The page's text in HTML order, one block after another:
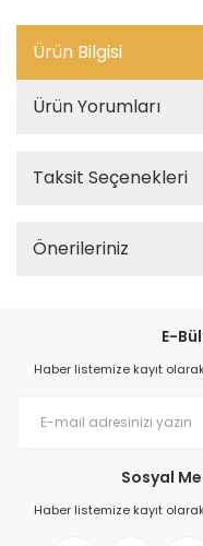
Ürün Bilgisi
Ürün Yorumları
Taksit Seçenekleri
Önerileriniz
E-
Haber listemize kayıt
Sosyal
Haber listemize kayıt